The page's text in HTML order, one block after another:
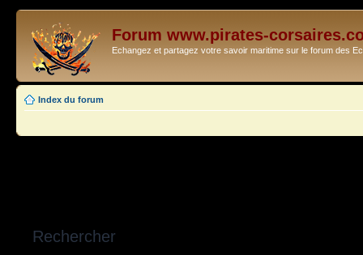
Forum www.pirates-
Echangez et partagez votre savoir maritime sur le forum des
Index du forum
Rechercher